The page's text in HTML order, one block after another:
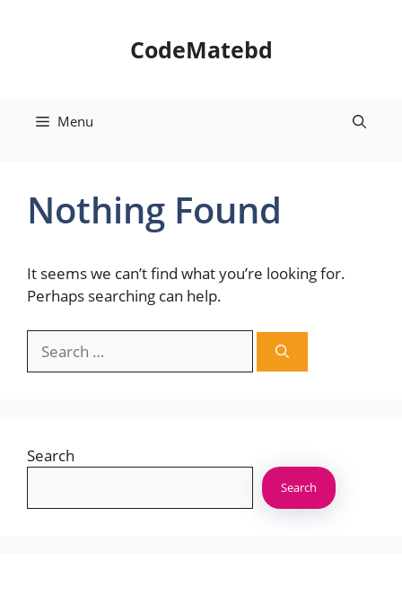
CodeMatebd
Menu
Nothing Found
It seems we can’t find what you’re looking for.
Perhaps searching can help.
for:
Search
Search